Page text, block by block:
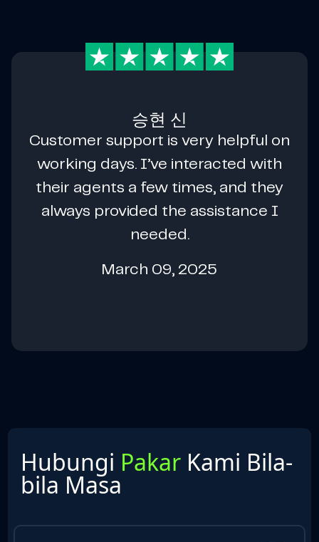
승현 신
Customer support is very helpful on
working days. I’ve interacted with
their agents a few times, and they
always provided the assistance I
needed.
March 09, 2025
Hubungi Pakar Kami Bila-
bila Masa